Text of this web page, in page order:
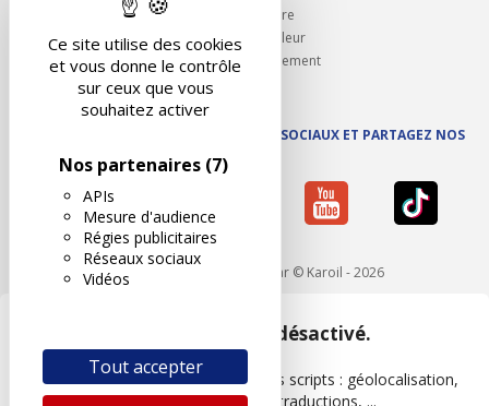
Ce site utilise des cookies
et vous donne le contrôle
sur ceux que vous
souhaitez activer
Nos partenaires (7)
APIs
Mesure d'audience
Régies publicitaires
Réseaux sociaux
Vidéos
Tout accepter
Ouvrir un centre
Devenez contrôleur
Carrières et recrutement
SUIVEZ AUTOVISION SUR LES RÉSEAUX SOCIAUX ET PARTAGEZ NOS
ACTUS
Mentions légales - Réalisé par © Karoil - 2026
Google Maps est désactivé.
Les APIs permettent de charger des scripts : géolocalisation,
moteurs de recherche, traductions, ...